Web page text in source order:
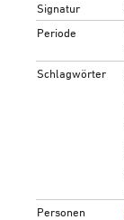
Signatur
Periode
Schlagwörter
Personen